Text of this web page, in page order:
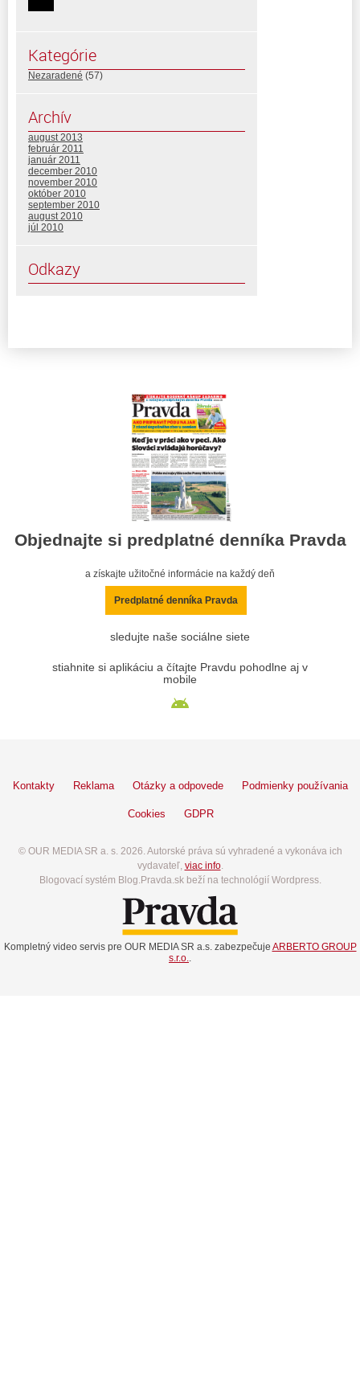
Kategórie
Nezaradené (57)
Archív
august 2013
február 2011
január 2011
december 2010
november 2010
október 2010
september 2010
august 2010
júl 2010
Odkazy
Objednajte si predplatné denníka Pravda
a získajte užitočné informácie na každý deň
Predplatné denníka Pravda
sledujte naše sociálne siete
stiahnite si aplikáciu a čítajte Pravdu pohodlne aj v
mobile
Kontakty Reklama Otázky a odpovede Podmienky používania
Cookies GDPR
© OUR MEDIA SR a. s. 2026. Autorské práva sú vyhradené a vykonáva ich
vydavateľ, viac info.
Blogovací systém Blog.Pravda.sk beží na technológií Wordpress.
Kompletný video servis pre OUR MEDIA SR a.s. zabezpečuje ARBERTO GROUP
s.r.o.